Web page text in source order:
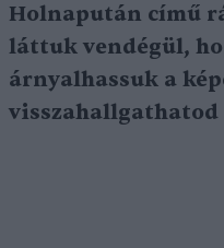
Holnapután című
láttuk vendégül,
árnyalhassuk a